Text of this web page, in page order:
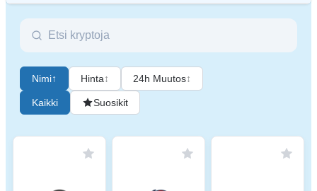
Kryptovarojen ESG-sääntelyllä (ympäristö, sosiaalinen vastuu ja
hallintotapa) pyritään puuttumaan niiden ympäristövaikutuksiin
(esim. energiaintensiivinen louhinta), edistämään läpinäkyvyyttä ja
varmistamaan eettiset hallintokäytännöt, jotta kryptoteollisuus
saadaan vastaamaan laajempia kestävyys- ja yhteiskunnallisia
tavoitteita. Nämä säännökset kannustavat noudattamaan standardeja,
Nimi↑ Hinta↕ 24h Muutos↕
Kaikki Suosikit